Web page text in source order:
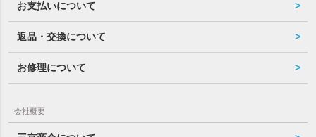
お支払いについて
返品・交換について
お修理について
会社概要